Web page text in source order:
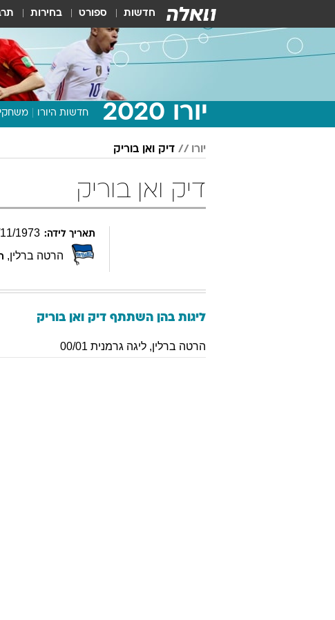
חדשות ספורט בחירות
יורו 2020 חדשות היורו
יורו דיק ואן בוריק
דיק ואן בוריק
תאריך לידה: 11/1973
הרטה ברלין,
ליגות בהן השתתף דיק ואן בוריק
הרטה ברלין, ליגה גרמנית 00/01